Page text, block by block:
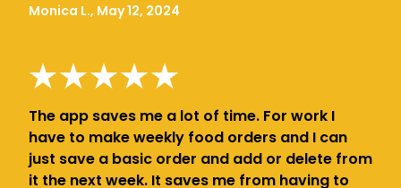
Monica L., May 12, 2024
The app saves me a lot of time. For work I
have to make weekly food orders and I can
just save a basic order and add or delete from
it the next week. It saves me from having to